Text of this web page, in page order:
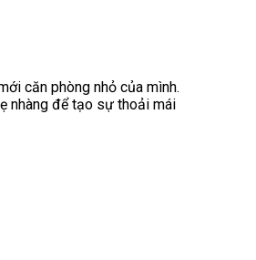
căn phòng nhỏ của mình.
nhàng để tạo sự thoải mái